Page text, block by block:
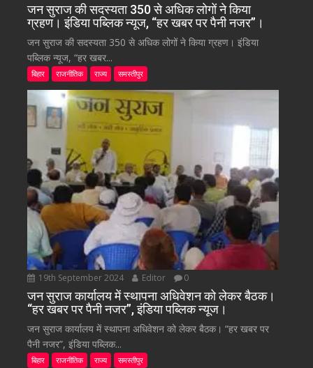
जन सुराज की सदस्यता 350 से अधिक लोगों ने किया
ग्रहण। इंडिया पब्लिक न्यूज, “हर खबर पर पैनी नजर”।
जन सुराज की सदस्यता 350 से अधिक लोगों ने किया ग्रहण। इंडिया
पब्लिक न्यूज, “हर खबर...
बिहार राजनीतिक राज्य समस्तीपुर
19th September 2024 Editor 0
जन सुराज कार्यालय में स्थापना अधिवेशन को लेकर बैठक।
“हर खबर पर पैनी नजर”, इंडिया पब्लिक न्यूज।
जन सुराज कार्यालय में स्थापना अधिवेशन को लेकर बैठक। “हर खबर पर
पैनी नजर”, इंडिया पब्लिक...
बिहार राजनीतिक राज्य समस्तीपुर